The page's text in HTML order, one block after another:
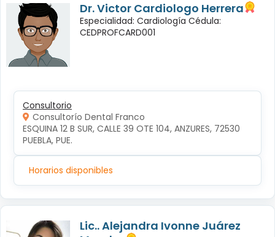
Dr. Victor Cardiologo Herrera
Especialidad: Cardiología Cédula:
CEDPROFCARD001
Consultorio
Consultorío Dental Franco
ESQUINA 12 B SUR, CALLE 39 OTE 104, ANZURES, 72530
PUEBLA, PUE.
Horarios disponibles
Lic.. Alejandra Ivonne Juárez